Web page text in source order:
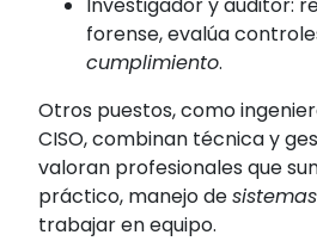
Investigador y auditor:
forense, evalúa
cumplimiento.
Otros puestos, como
CISO, combinan técnica y
valoran profesionales que
práctico, manejo desistemas
trabajar en equipo.